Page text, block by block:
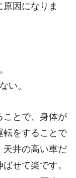
因になりま
い。
ことで、身体が
転をすることで
天井の高い車だ
せて楽です。